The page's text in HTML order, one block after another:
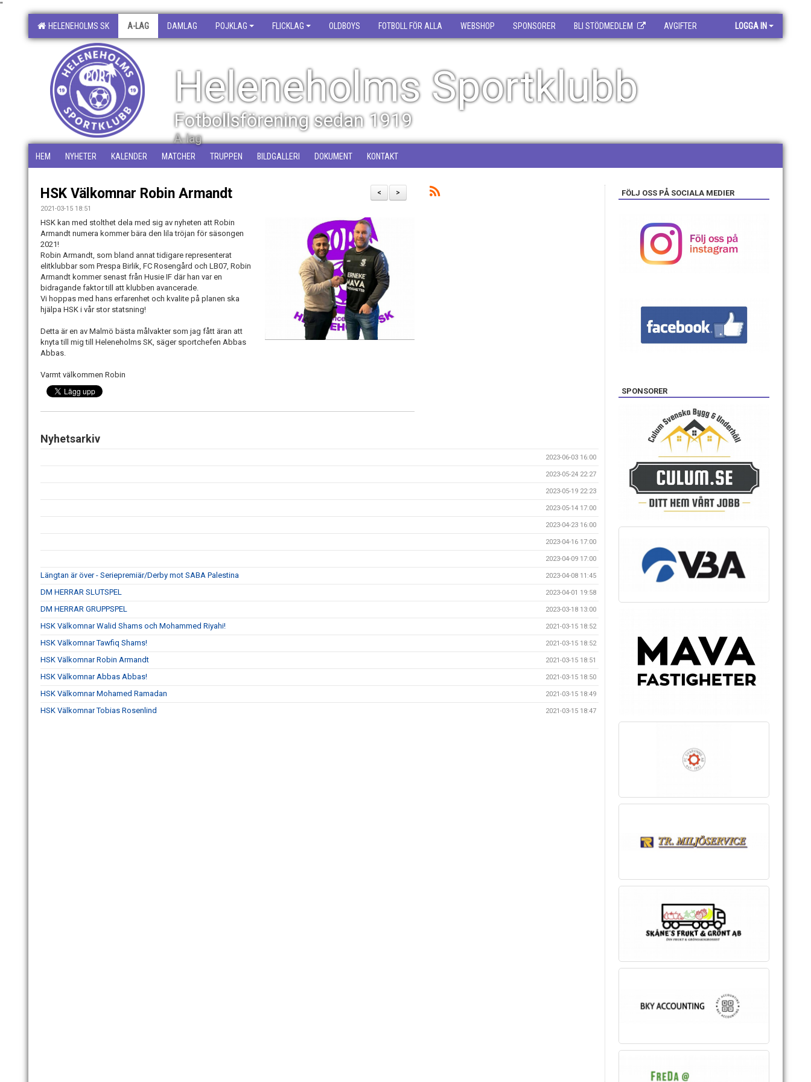
"
HELENEHOLMS SK A-LAG DAMLAG POJKLAG FLICKLAG OLDBOYS FOTBOLL FÖR ALLA WEBSHOP SPONSORER BLI STÖDMEDLEM AVGIFTER LOGGA IN
Heleneholms Sportklubb
Fotbollsförening sedan 1919
A-lag
HEM NYHETER KALENDER MATCHER TRUPPEN BILDGALLERI DOKUMENT KONTAKT
>
<
HSK Välkomnar Robin Armandt
2021-03-15 18:51
HSK kan med stolthet dela med sig av nyheten att Robin
Armandt numera kommer bära den lila tröjan för säsongen
2021!
Robin Armandt, som bland annat tidigare representerat
elitklubbar som Prespa Birlik, FC Rosengård och LB07, Robin
Armandt kommer senast från Husie IF där han var en
bidragande faktor till att klubben avancerade.
Vi hoppas med hans erfarenhet och kvalite på planen ska
hjälpa HSK i vår stor statsning!
Detta är en av Malmö bästa målvakter som jag fått äran att
knyta till mig till Heleneholms SK, säger sportchefen Abbas
Abbas.
Varmt välkommen Robin
Nyhetsarkiv
2023-06-03 16:00
2023-05-24 22:27
2023-05-19 22:23
2023-05-14 17:00
2023-04-23 16:00
2023-04-16 17:00
2023-04-09 17:00
Längtan är över - Seriepremiär/Derby mot SABA Palestina 2023-04-08 11:45
DM HERRAR SLUTSPEL 2023-04-01 19:58
DM HERRAR GRUPPSPEL 2023-03-18 13:00
HSK Välkomnar Walid Shams och Mohammed Riyahi! 2021-03-15 18:52
HSK Välkomnar Tawfiq Shams! 2021-03-15 18:52
HSK Välkomnar Robin Armandt 2021-03-15 18:51
HSK Välkomnar Abbas Abbas! 2021-03-15 18:50
HSK Välkomnar Mohamed Ramadan 2021-03-15 18:49
HSK Välkomnar Tobias Rosenlind 2021-03-15 18:47
FÖLJ OSS PÅ SOCIALA MEDIER
SPONSORER